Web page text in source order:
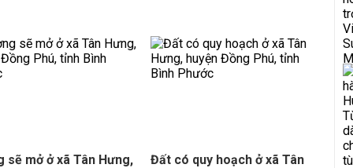
sẽ mở ở xã Tân Hưng,
Đất có quy hoạch ở xã Tân